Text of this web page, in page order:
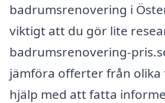
badrumsrenovering i
viktigt att du gör lite
badrumsrenovering-
jämföra offerter från olika
hjälp med att fatta